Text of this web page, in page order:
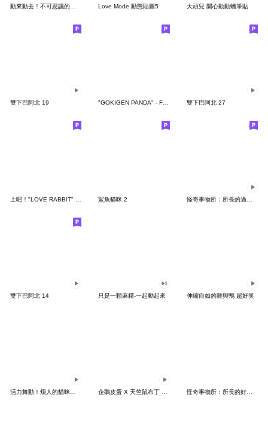
Love Mode 動態貼圖5 大頭兒 開心動動蠟筆貼
雙下巴阿北 19 "GOKIGEN PANDA" - Feeling / global 雙下巴阿北 27
鯊魚貓咪 2
雙下巴阿北 14 只是一顆麻糬-一起動起來 伸縮自如的雞與鴨 超好笑
活力舞動！煩人的貓咪★迷你版 2 企鵝皮蛋 X 天竺鼠布丁 有點厭世 怪奇事物所：所長的好日子要來力